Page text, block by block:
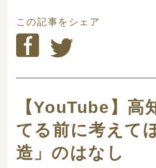
この記事をシェア
【YouTube】高
てる前に考えて
造」のはなし